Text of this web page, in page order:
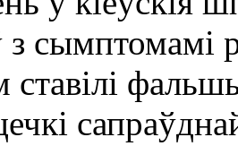
з сымптомамі